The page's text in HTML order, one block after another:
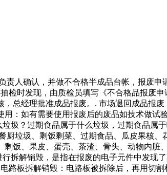
人确认，并做不合格半成品台帐，报废申
检时发现，由质检员填写《不合格品报废
总经理批准成品报废。. 市场退回成品报
：如有需要使用报废后的废品如技术做试
圾？过期食品属于什么垃圾，过期食品属
垃圾、剩饭剩菜、过期食品、瓜皮果核、
饭、果皮、蛋壳、茶渣、骨头、动物内脏
拆解销毁，是指在报废的电子元件中发现
路板拆解销毁：电路板被拆除后，再用切